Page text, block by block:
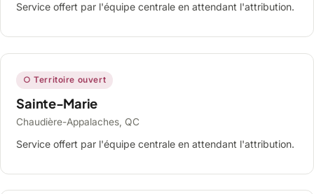
Service offert par l'équipe centrale en attendant l'attribution.
○ Territoire ouvert
Sainte-Marie
Chaudière-Appalaches, QC
Service offert par l'équipe centrale en attendant l'attribution.